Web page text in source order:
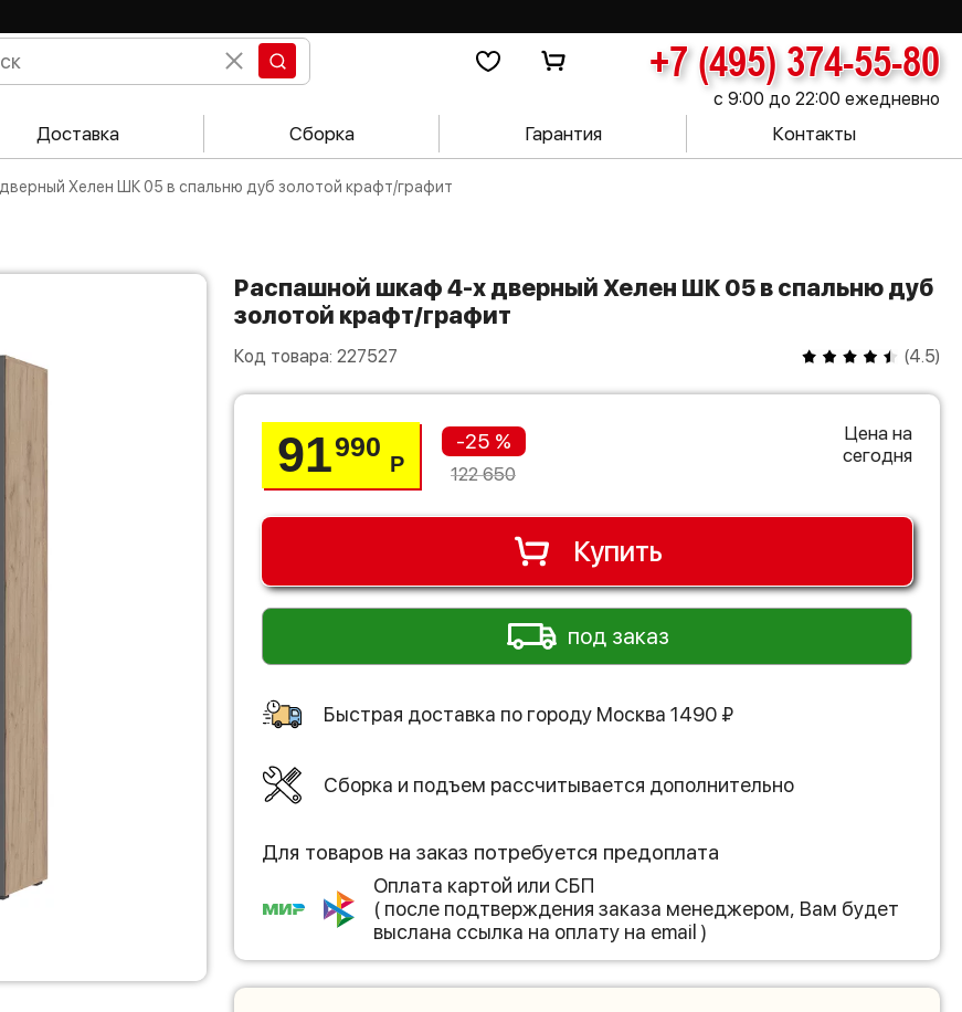
+7 (495) 374-55-80
с 9:00 до 22:00 ежедневно
Доставка Сборка Гарантия Контакты
Хелен ШК 05 в спальню дуб золотой крафт/графит
Распашной шкаф 4-х дверный Хелен ШК 05 в спальню дуб
золотой крафт/графит
Код товара: 227527 (4.5)
91990
Р
-25 %
122 650
Цена на
сегодня
Купить
под заказ
Быстрая доставка по городу Москва 1490 ₽
Сборка и подъем рассчитывается дополнительно
Для товаров на заказ потребуется предоплата
Оплата картой или СБП
( после подтверждения заказа менеджером, Вам будет
выслана ссылка на оплату на email )